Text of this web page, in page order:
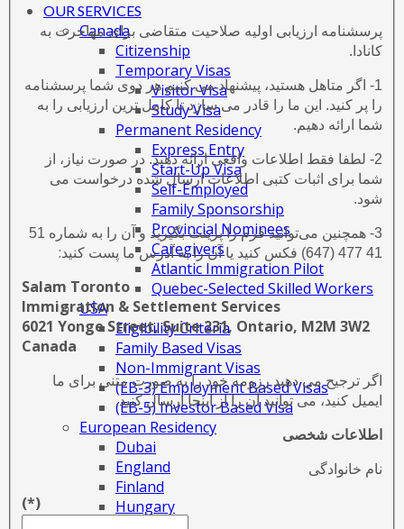
OUR SERVICES
Canada
Citizenship
Temporary Visas
Visitor Visa
Study Visa
Permanent Residency
Express Entry
Start-Up Visa
Self-Employed
Family Sponsorship
Provincial Nominees
Caregivers
Atlantic Immigration Pilot
Quebec-Selected Skilled Workers
USA
Eligibility Criteria
Family Based Visas
Non-Immigrant Visas
(EB-3) Employment Based Visas
(EB-5) Investor Based Visa
European Residency
Dubai
England
Finland
Hungary
پرسشنامه ارزیابی اولیه صلاحیت متقاضی برای مهاجرت به
کانادا.
1- اگر متاهل هستید، پیشنهاد می کنیم هر دوی شما پرسشنامه
را پر کنید. این ما را قادر می سازد تا کامل ترین ارزیابی را به
شما ارائه دهیم.
2- لطفا فقط اطلاعات واقعی ارائه دهید. در صورت نیاز، از
شما برای اثبات کتبی اطلاعات ارسال شده درخواست می
شود.
3- همچنین می‌توانید فرم را پرینت بگیرید و آن را به شماره 51
41 477 (647) فکس کنید یا آن را به آدرس ما پست کنید
:
Salam Toronto
Immigration & Settlement Services
6021 Yonge Street, Suite 231, Ontario, M2M 3W2
Canada
اگر ترجیح می دهید رزومه خود را به صورت متنی برای ما
ایمیل کنید، می توانید آن را از اینجا ارسال کنید.
اطلاعات شخصی
نام خانوادگی
(*)